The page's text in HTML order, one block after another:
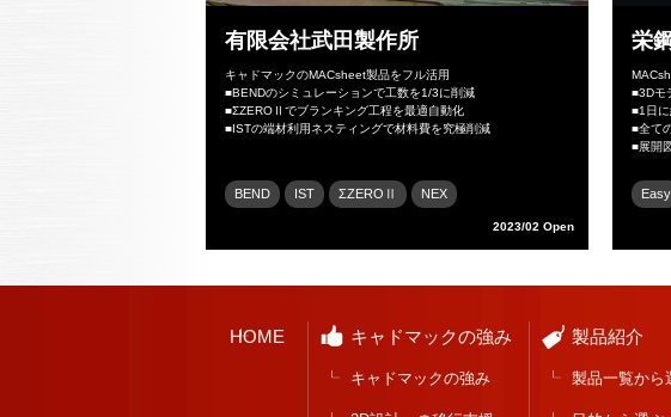
有限会社武田製作所
キャドマックのMACsheet製品をフル活用
■BENDのシミュレーションで工数を1/3に削減
■ΣZEROⅡでブランキング工程を最適自動化
■ISTの端材利用ネスティングで材料費を究極削減
BEND IST ΣZEROⅡ NEX
2023/02 Open
栄
■3Dモ
■1日
■全て
■展開
Easy
HOME キャドマックの強み
キャドマックの強み
製品紹介
製品一覧から